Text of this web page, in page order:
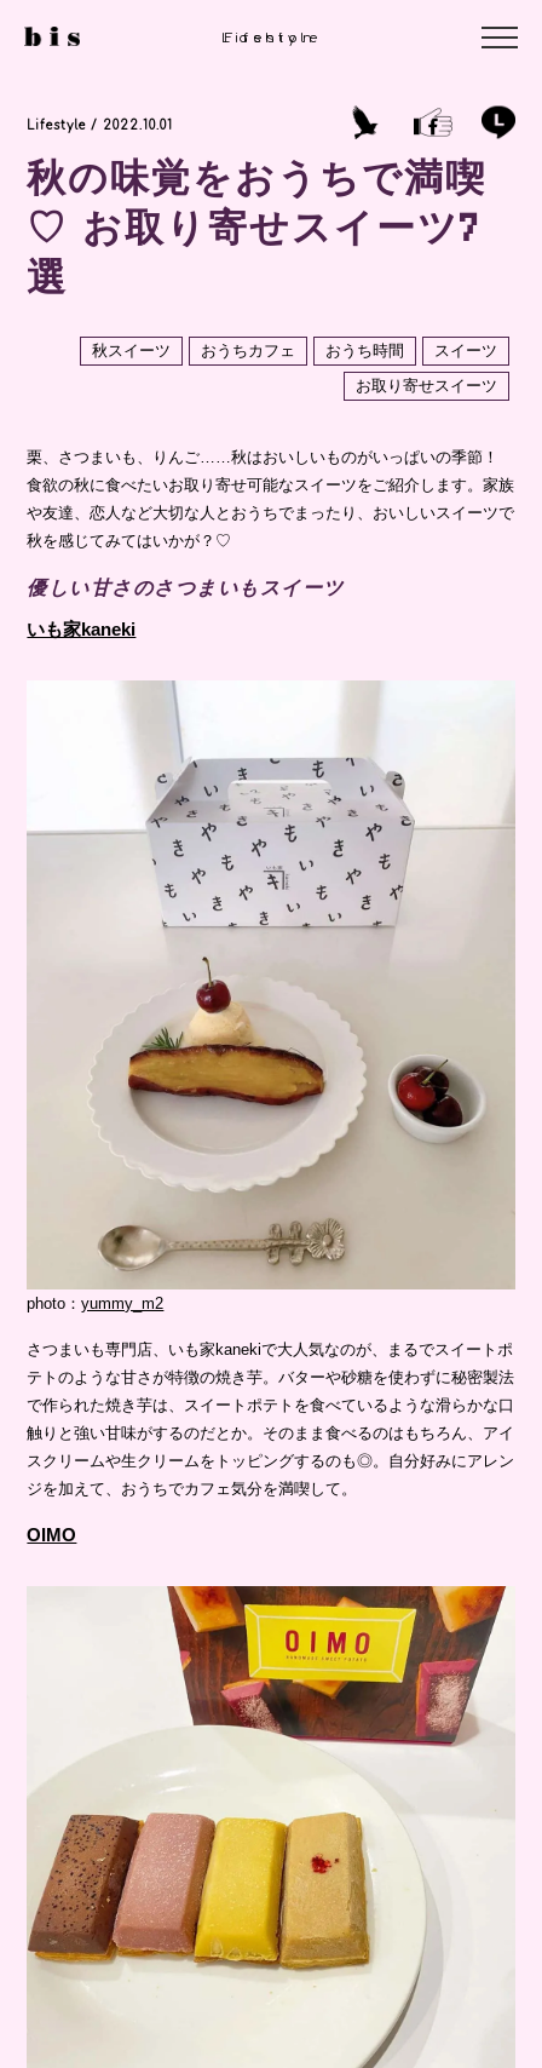
Lifestyle
Lifestyle / 2022.10.01
秋の味覚をおうちで満喫
♡ お取り寄せスイーツ7
選
秋スイーツ おうちカフェ おうち時間
スイーツ
お取り寄せスイーツ
栗、さつまいも、りんご……秋はおいしいものがいっぱいの季節！
食欲の秋に食べたいお取り寄せ可能なスイーツをご紹介します。家族
や友達、恋人など大切な人とおうちでまったり、おいしいスイーツで
秋を感じてみてはいかが？♡
優しい甘さのさつまいもスイーツ
いも家kaneki
photo：yummy_m2
さつまいも専門店、いも家kanekiで大人気なのが、まるでスイートポ
テトのような甘さが特徴の焼き芋。バターや砂糖を使わずに秘密製法
で作られた焼き芋は、スイートポテトを食べているような滑らかな口
触りと強い甘味がするのだとか。そのまま食べるのはもちろん、アイ
スクリームや生クリームをトッピングするのも◎。自分好みにアレン
ジを加えて、おうちでカフェ気分を満喫して。
OIMO
Fashion